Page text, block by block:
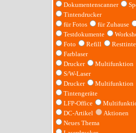
Dokumentenscanner
Tintendrucker
für Fotos
für Zuhause
Testdokumente
Foto
Refill
Farblaser
Drucker
Multifunktion
S/W-Laser
Drucker
Multifunktion
Tintengeräte
LFP-Office
DC-Artikel
Aktionen
Neues Thema